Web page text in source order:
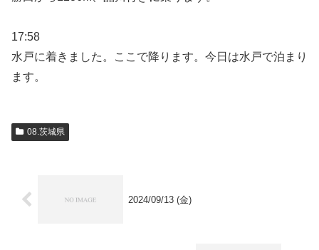
17:58
水戸に着きました。ここで降ります。今日は水戸で泊まり
ます。
08.茨城県
2024/09/13 (金)